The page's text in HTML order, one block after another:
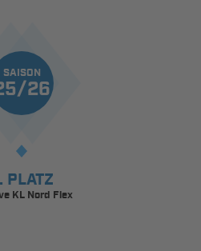
SAISON
26
PLATZ
KL Nord Flex